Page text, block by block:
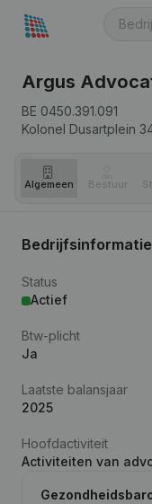
Argus
BE 0450.391.091
Kolonel Dusartplein
Algemeen Bestuur
Bedrijfsinformatie
Status
Actief
Btw-plicht
Ja
Laatste balansjaar
2025
Hoofdactiviteit
Activiteiten van